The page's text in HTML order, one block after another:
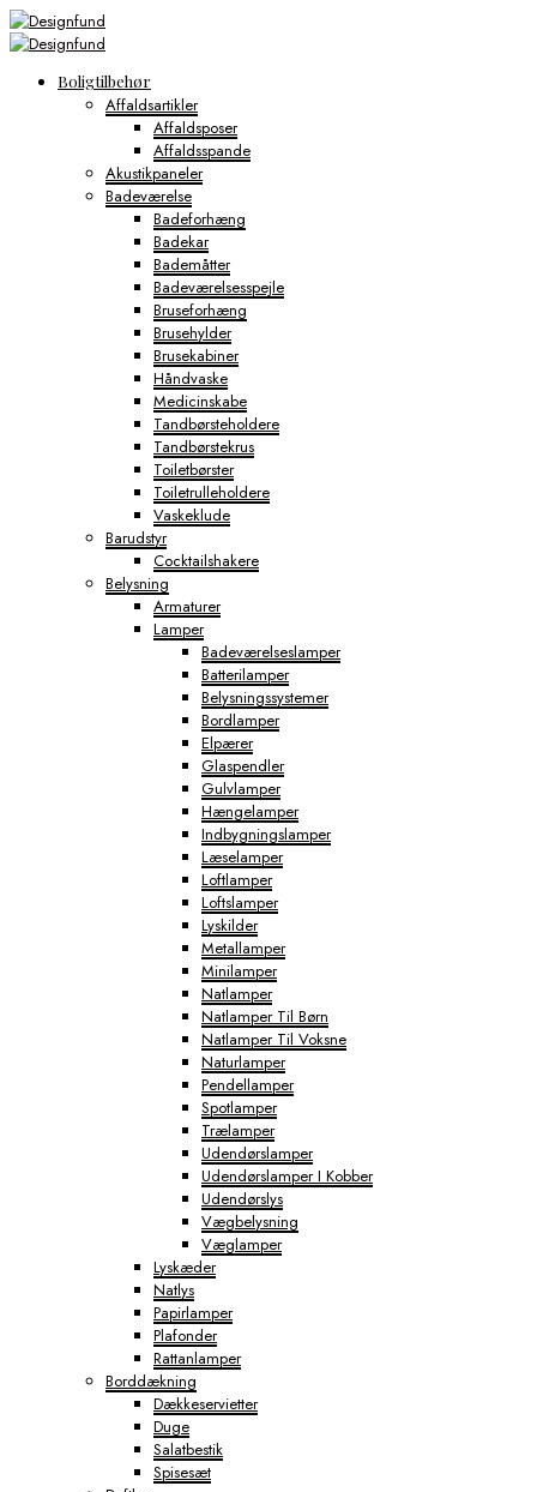
Boligtilbehør
Affaldsartikler
Affaldsposer
Affaldsspande
Akustikpaneler
Badeværelse
Badeforhæng
Badekar
Bademåtter
Badeværelsesspejle
Bruseforhæng
Brusehylder
Brusekabiner
Håndvaske
Medicinskabe
Tandbørsteholdere
Tandbørstekrus
Toiletbørster
Toiletrulleholdere
Vaskeklude
Barudstyr
Cocktailshakere
Belysning
Armaturer
Lamper
Badeværelseslamper
Batterilamper
Belysningssystemer
Bordlamper
Elpærer
Glaspendler
Gulvlamper
Hængelamper
Indbygningslamper
Læselamper
Loftlamper
Loftslamper
Lyskilder
Metallamper
Minilamper
Natlamper
Natlamper Til Børn
Natlamper Til Voksne
Naturlamper
Pendellamper
Spotlamper
Trælamper
Udendørslamper
Udendørslamper I Kobber
Udendørslys
Vægbelysning
Væglamper
Lyskæder
Natlys
Papirlamper
Plafonder
Rattanlamper
Borddækning
Dækkeservietter
Duge
Salatbestik
Spisesæt